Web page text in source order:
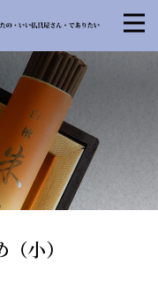
小）